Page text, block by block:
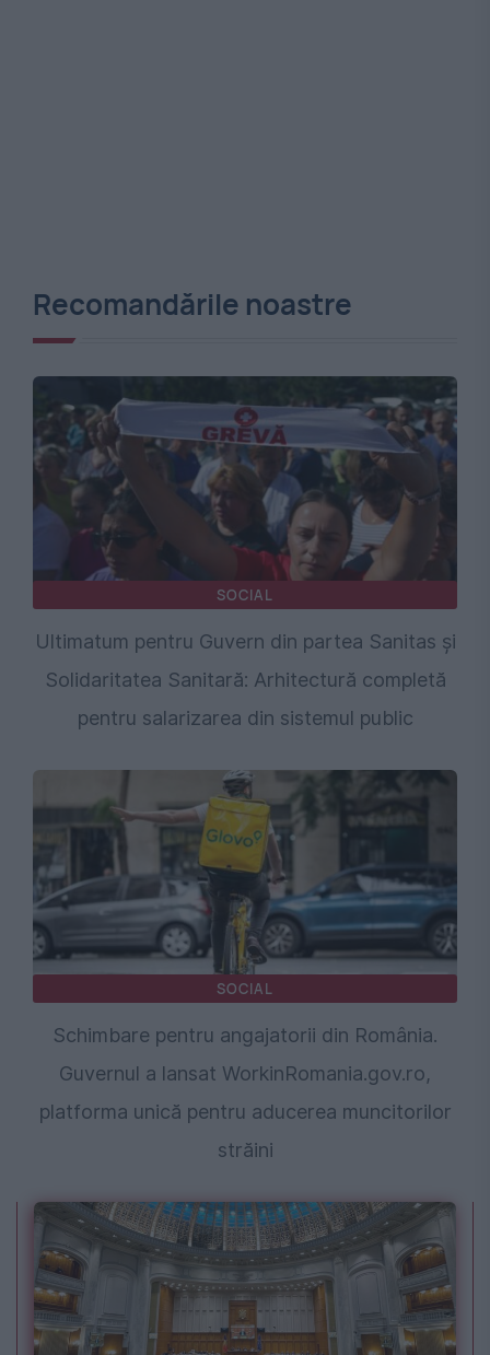
Recomandările noastre
SOCIAL
Ultimatum pentru Guvern din partea Sanitas și
Solidaritatea Sanitară: Arhitectură completă
pentru salarizarea din sistemul public
SOCIAL
Schimbare pentru angajatorii din România.
Guvernul a lansat WorkinRomania.gov.ro,
platforma unică pentru aducerea muncitorilor
străini